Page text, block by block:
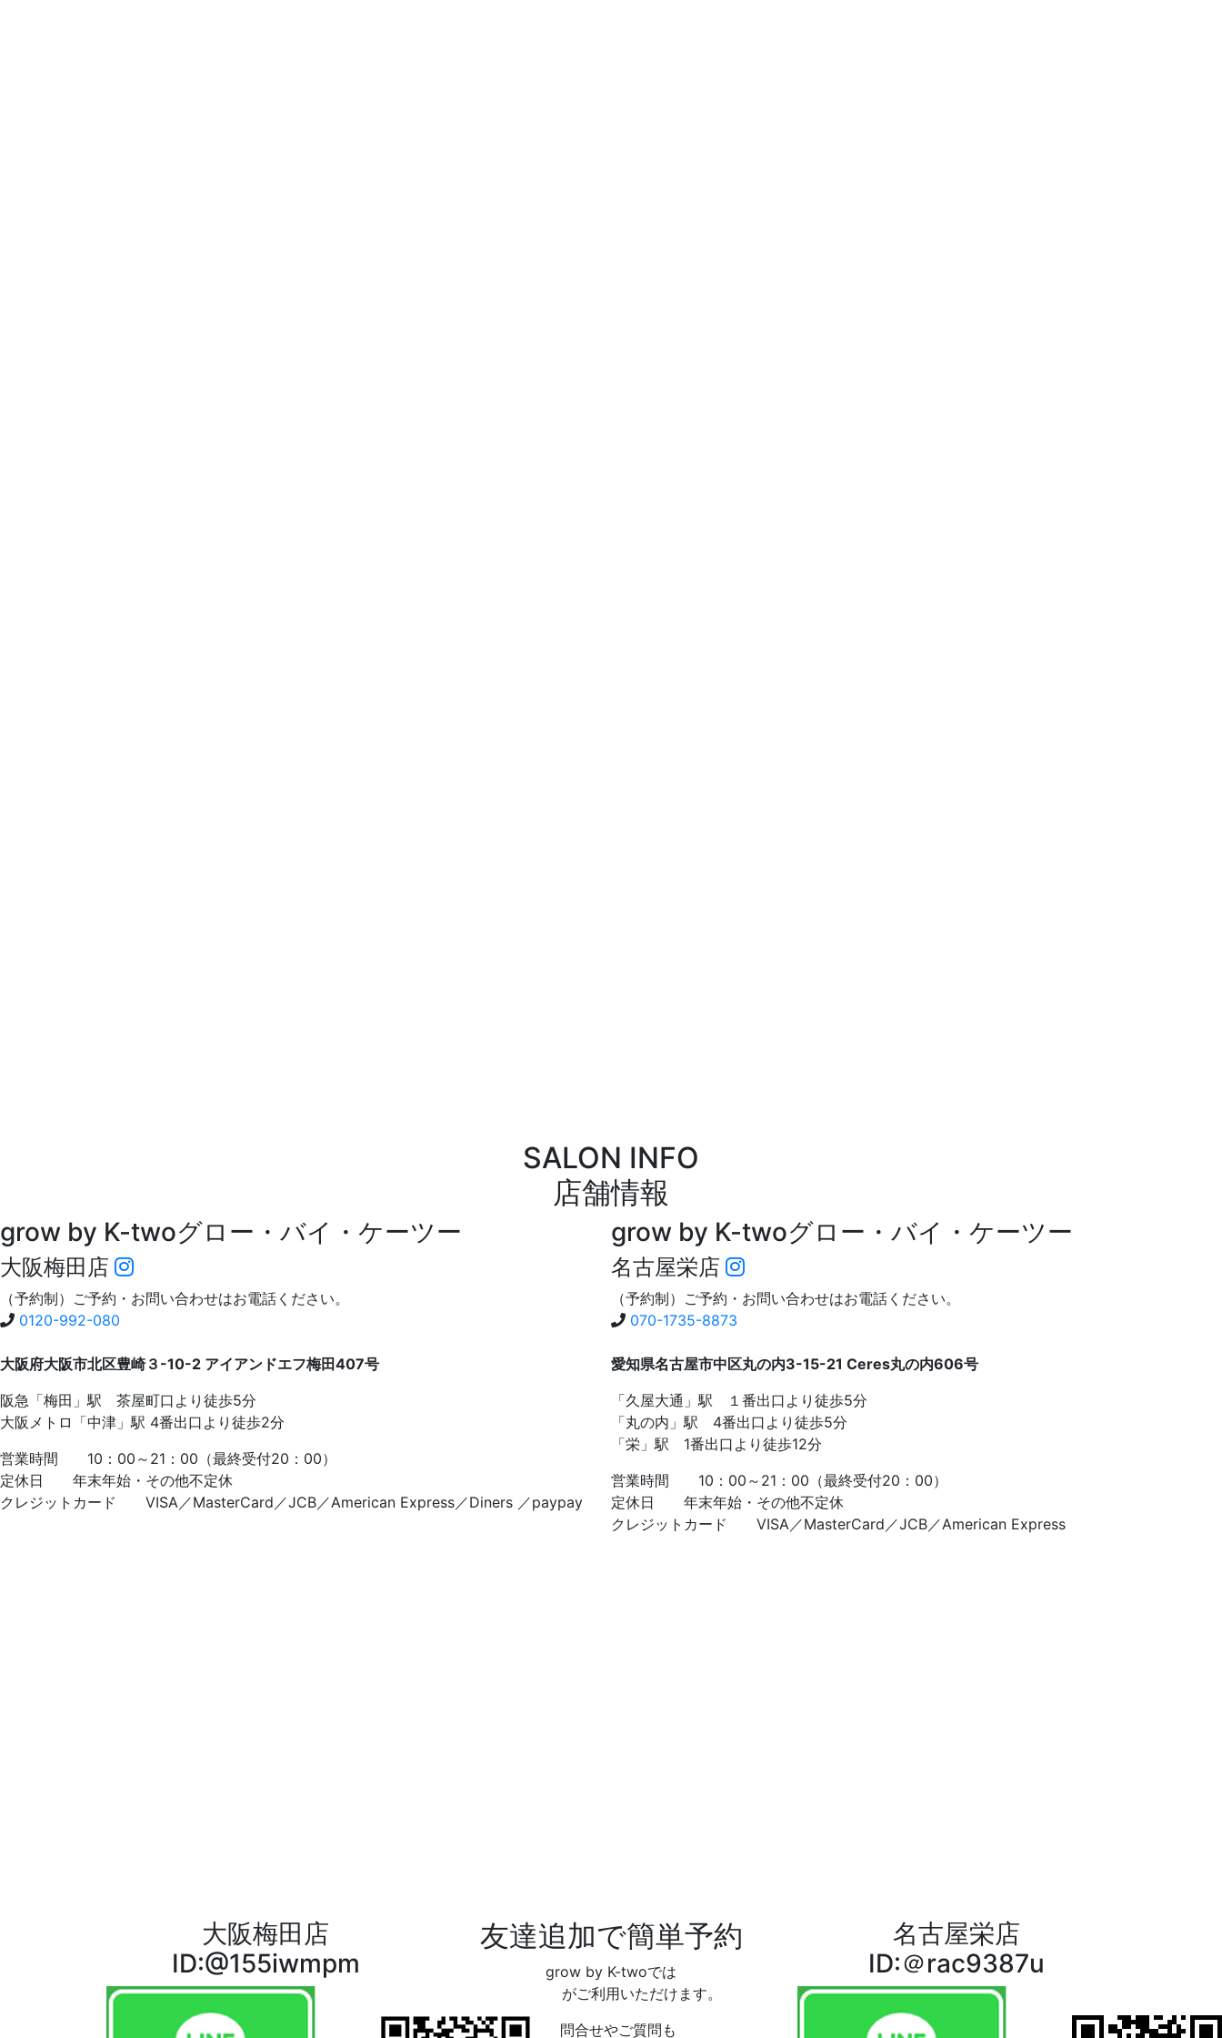
SALON INFO
店舗情報
grow by K-twoグロー・バイ・ケーツー
大阪梅田店
（予約制）ご予約・お問い合わせはお電話ください。
0120-992-080
大阪府大阪市北区豊崎３-10-2 アイアンドエフ梅田407号
阪急「梅田」駅 茶屋町口より徒歩5分
大阪メトロ「中津」駅 4番出口より徒歩2分
営業時間 10：00～21：00（最終受付20：00）
定休日 年末年始・その他不定休
クレジットカード VISA／MasterCard／JCB／American Express／Diners ／paypay
grow by K-twoグロー・バイ・ケーツー
名古屋栄店
（予約制）ご予約・お問い合わせはお電話ください。
070-1735-8873
愛知県名古屋市中区丸の内3-15-21 Ceres丸の内606号
「久屋大通」駅 １番出口より徒歩5分
「丸の内」駅 4番出口より徒歩5分
「栄」駅 1番出口より徒歩12分
営業時間 10：00～21：00（最終受付20：00）
定休日 年末年始・その他不定休
クレジットカード VISA／MasterCard／JCB／American Express
友達追加で簡単予約
grow by K-twoでは
LINE予約がご利用いただけます。
お問合せやご質問も
大阪梅田店
ID:@155iwmpm
名古屋栄店
ID:＠rac9387u